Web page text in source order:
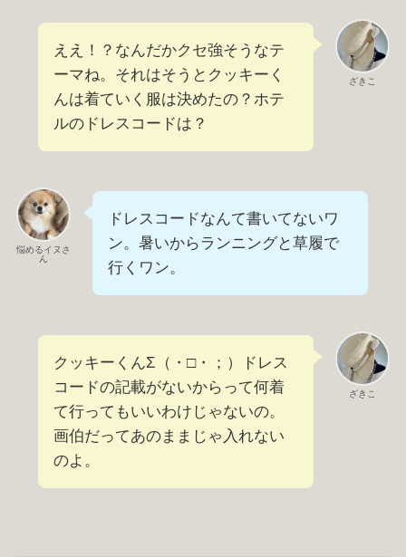
ざきこ
ええ！？なんだかクセ強そうなテ
ーマね。それはそうとクッキーく
んは着ていく服は決めたの？ホテ
ルのドレスコードは？
悩めるイヌさ
ん
ドレスコードなんて書いてないワ
ン。暑いからランニングと草履で
行くワン。
ざきこ
クッキーくんΣ（・□・；）ドレス
コードの記載がないからって何着
て行ってもいいわけじゃないの。
画伯だってあのままじゃ入れない
のよ。